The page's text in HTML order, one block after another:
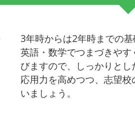
3年時からは2年時までの
英語・数学でつまづきや
びますので、しっかりとし
応用力を高めつつ、志望
いましょう。